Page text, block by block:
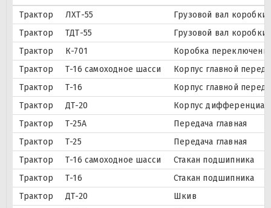
Трактор
ЛХТ-55
Грузовой вал коробки
Трактор
ТДТ-55
Грузовой вал коробки
Трактор
К-701
Коробка
Трактор
Т-16 самоходное шасси
Корпус главной
Трактор
Т-16
Корпус главной
Трактор
ДТ-20
Корпус
Трактор
Т-25А
Передача главная
Трактор
Т-25
Передача главная
Трактор
Т-16 самоходное шасси
Стакан подшипника
Трактор
Т-16
Стакан подшипника
Трактор
ДТ-20
Шкив